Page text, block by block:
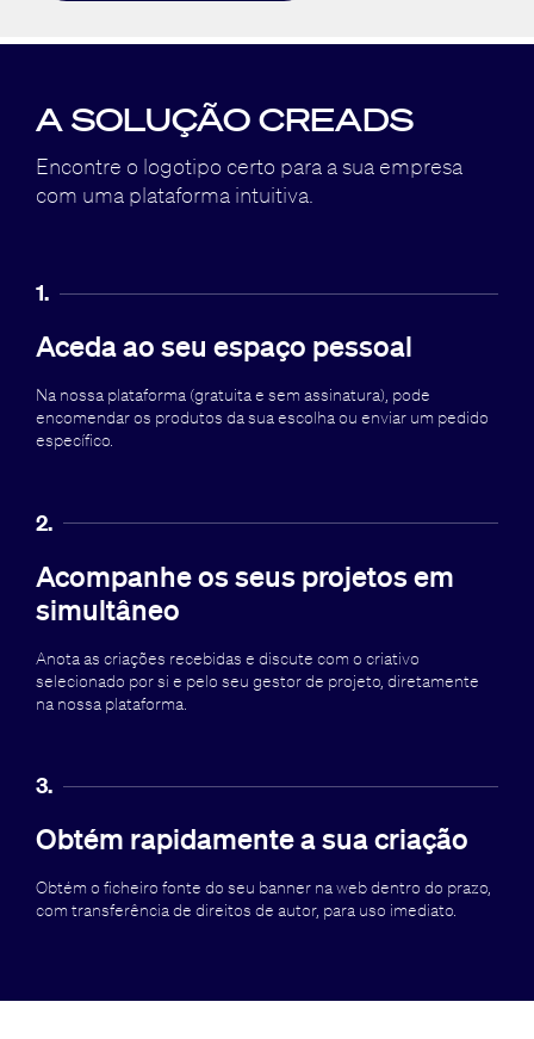
A SOLUÇÃO CREADS
Encontre o logotipo certo para a sua empresa
com uma plataforma intuitiva.
1.
Aceda ao seu espaço pessoal
Na nossa plataforma (gratuita e sem assinatura), pode
encomendar os produtos da sua escolha ou enviar um pedido
específico.
2.
Acompanhe os seus projetos em
simultâneo
Anota as criações recebidas e discute com o criativo
selecionado por si e pelo seu gestor de projeto, diretamente
na nossa plataforma.
3.
Obtém rapidamente a sua criação
Obtém o ficheiro fonte do seu banner na web dentro do prazo,
com transferência de direitos de autor, para uso imediato.